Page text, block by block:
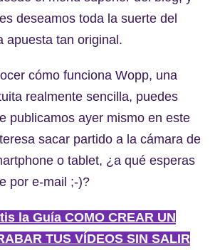
deseamos toda la suerte del
apuesta tan original.
cómo funciona Wopp, una
realmente sencilla, puedes
publicamos ayer mismo en este
sacar partido a la cámara de
o tablet, ¿a qué esperas
por e-mail ;-)?
la Guía COMO CREAR UN
TUS VÍDEOS SIN SALIR